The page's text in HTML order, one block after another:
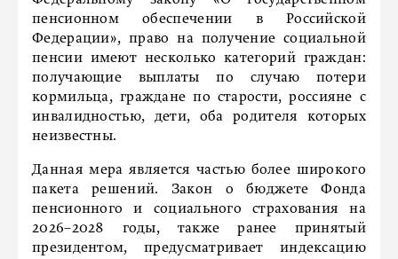
пенсионном обеспечении в Российской
Федерации», право на получение социальной
пенсии имеют несколько категорий граждан:
получающие выплаты по случаю потери
кормильца, граждане по старости, россияне с
инвалидностью, дети, оба родителя которых
неизвестны.
Данная мера является частью более широкого
пакета решений. Закон о бюджете Фонда
пенсионного и социального страхования на
2026–2028 годы, также ранее принятый
президентом, предусматривает индексацию